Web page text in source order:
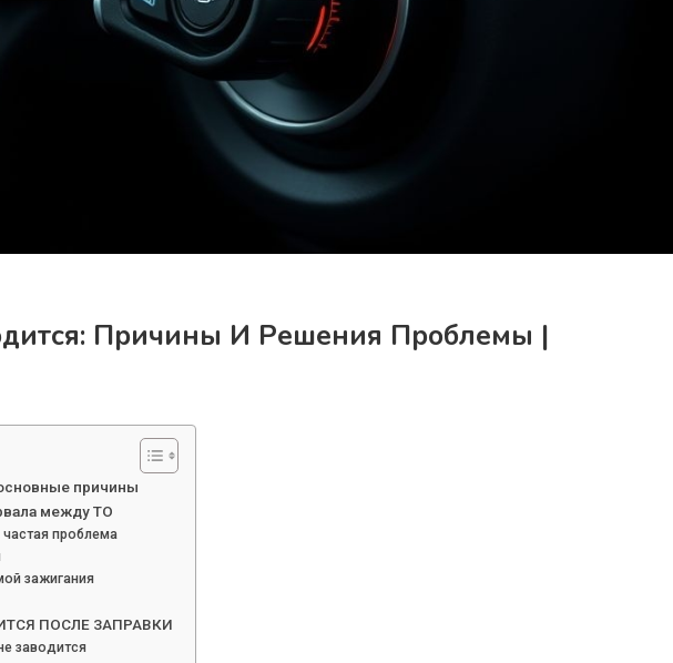
Причины И Решения Проблемы |
причины
между ТО
проблема
зажигания
ПОСЛЕ ЗАПРАВКИ
заводится